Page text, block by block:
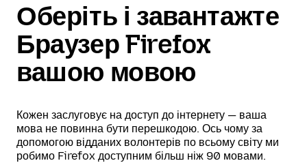
Оберіть і завантажте
Браузер Firefox
вашою мовою
Кожен заслуговує на доступ до інтернету — ваша
мова не повинна бути перешкодою. Ось чому за
допомогою відданих волонтерів по всьому світу ми
робимо Firefox доступним більш ніж 90 мовами.